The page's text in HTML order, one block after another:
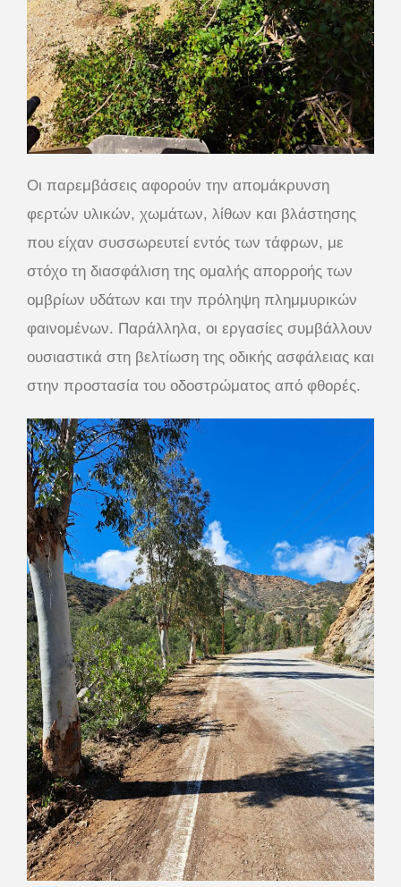
Οι παρεμβάσεις αφορούν την απομάκρυνση
φερτών υλικών, χωμάτων, λίθων και βλάστησης
που είχαν συσσωρευτεί εντός των τάφρων, με
στόχο τη διασφάλιση της ομαλής απορροής των
ομβρίων υδάτων και την πρόληψη πλημμυρικών
φαινομένων. Παράλληλα, οι εργασίες συμβάλλουν
ουσιαστικά στη βελτίωση της οδικής ασφάλειας και
στην προστασία του οδοστρώματος από φθορές.